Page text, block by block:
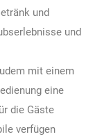
und
und
mit einem
eine
die Gäste
verfügen